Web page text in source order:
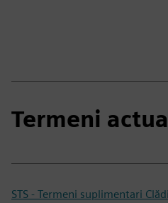
Termeni
STS - Termeni suplimentari